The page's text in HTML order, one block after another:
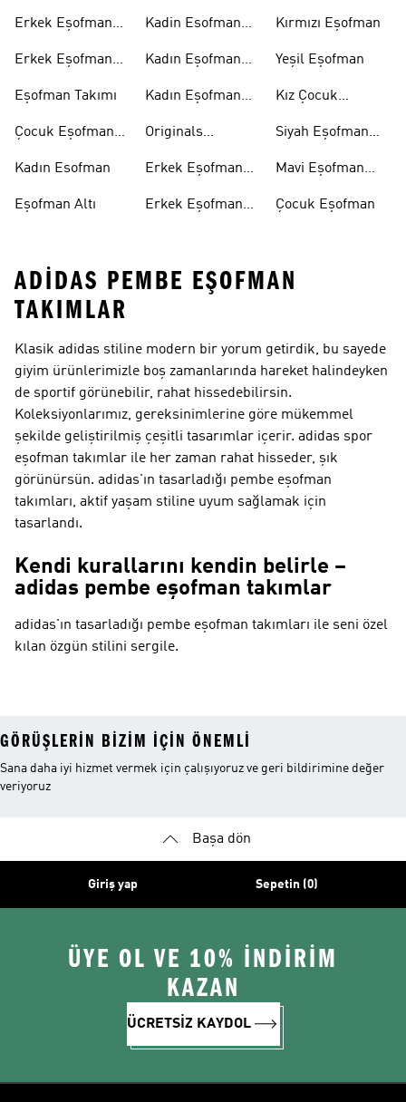
Erkek Eşofman
Erkek Eşofman
Eşofman Takımı
Çocuk Eşofman
Kadın Esofman
Eşofman Altı
Kadin Esofman
Kadın Eşofman
Kadın Eşofman
Originals
Erkek Eşofman
Erkek Eşofman
Kırmızı Eşofman
Yeşil Eşofman
Kız Çocuk
Siyah Eşofman
Mavi Eşofman
Çocuk Eşofman
ADIDAS PEMBE EŞOFMAN
TAKIMLAR
Klasik adidas stiline modern bir yorum getirdik, bu sayede
giyim ürünlerimizle boş zamanlarında hareket halindeyken
de sportif görünebilir, rahat hissedebilirsin.
Koleksiyonlarımız, gereksinimlerine göre mükemmel
şekilde geliştirilmiş çeşitli tasarımlar içerir. adidas spor
eşofman takımlar ile her zaman rahat hisseder, şık
görünürsün. adidas'ın tasarladığı pembe eşofman
takımları, aktif yaşam stiline uyum sağlamak için
tasarlandı.
Kendi kurallarını kendin belirle –
adidas pembe eşofman takımlar
adidas'ın tasarladığı pembe eşofman takımları ile seni özel
kılan özgün stilini sergile.
GÖRÜŞLERIN BIZIM IÇIN ÖNEMLI
Sana daha iyi hizmet vermek için çalışıyoruz ve geri bildirimine değer
veriyoruz
Başa dön
Giriş yap Sepetin (0)
ÜYE OL VE 10% İNDİRİM
KAZAN
ÜCRETSİZ KAYDOL